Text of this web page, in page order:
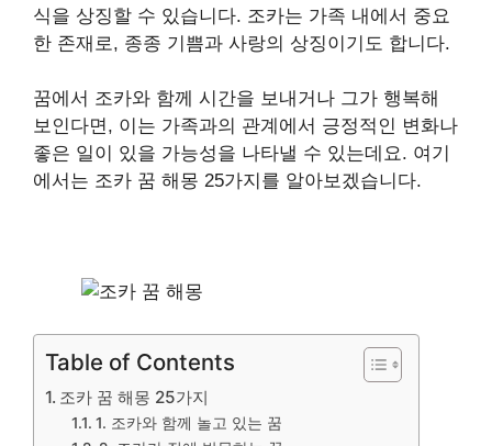
식을 상징할 수 있습니다. 조카는 가족 내에서 중요
한 존재로, 종종 기쁨과 사랑의 상징이기도 합니다.
꿈에서 조카와 함께 시간을 보내거나 그가 행복해
보인다면, 이는 가족과의 관계에서 긍정적인 변화나
좋은 일이 있을 가능성을 나타낼 수 있는데요. 여기
에서는 조카 꿈 해몽 25가지를 알아보겠습니다.
Table of Contents
조카 꿈 해몽 25가지
1. 조카와 함께 놀고 있는 꿈